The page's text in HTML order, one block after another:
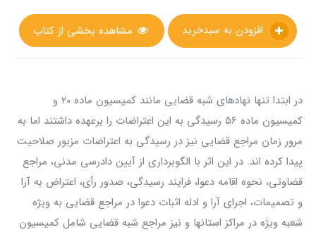
مشاهده بخشی از کتاب
در ابتدا تنها نهادهای شبه قضایی مانند کمیسیون ماده ۲۰ و
کمیسیون ماده ۵۶ رسیدگی به این اعتراضات را برعهده داشتند اما به
مرور زمان مراجع قضایی نیز در رسیدگی به اعتراضات مزبور صلاحیت
پیدا کرده اند. در این اثر با الگوبرداری از آیین دادرسی مدنی، مراجع
قضاوتی، نحوه اقامه دعوا، فرایند رسیدگی، صدور رأی، اعتراض به آرا
و تصمیمات، اجرای آرا و ادله اثبات دعوا در مراجع قضایی به ویژه
شعبه ویژه در مراکز استانها و نیز مراجع شبه قضایی شامل کمیسیون